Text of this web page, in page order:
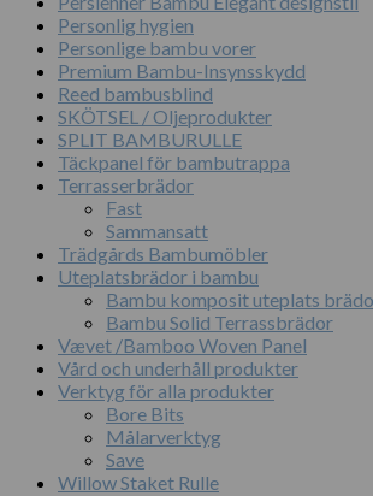
Personlig hygien
Personlige bambu vorer
Premium Bambu-Insynsskydd
Reed bambusblind
SKÖTSEL / Oljeprodukter
SPLIT BAMBURULLE
Täckpanel för bambutrappa
Terrasserbrädor
Fast
Sammansatt
Trädgårds Bambumöbler
Uteplatsbrädor i bambu
Bambu komposit uteplats
Bambu Solid Terrassbrädor
Vævet /Bamboo Woven Panel
Vård och underhåll produkter
Verktyg för alla produkter
Bore Bits
Målarverktyg
Save
Willow Staket Rulle